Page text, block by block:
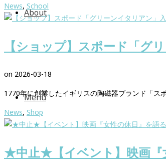
About
Menu
News, School
【ショップ】スポード「グ
on 2026-03-18
1770年に創業したイギリスの陶磁器ブランド「ス
News, Shop
★中止★【イベント】映画『